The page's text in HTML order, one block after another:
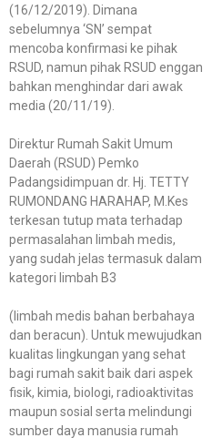
(16/12/2019). Dimana
sebelumnya ‘SN’ sempat
mencoba konfirmasi ke pihak
RSUD, namun pihak RSUD enggan
bahkan menghindar dari awak
media (20/11/19).
Direktur Rumah Sakit Umum
Daerah (RSUD) Pemko
Padangsidimpuan dr. Hj. TETTY
RUMONDANG HARAHAP, M.Kes
terkesan tutup mata terhadap
permasalahan limbah medis,
yang sudah jelas termasuk dalam
kategori limbah B3
(limbah medis bahan berbahaya
dan beracun). Untuk mewujudkan
kualitas lingkungan yang sehat
bagi rumah sakit baik dari aspek
fisik, kimia, biologi, radioaktivitas
maupun sosial serta melindungi
sumber daya manusia rumah